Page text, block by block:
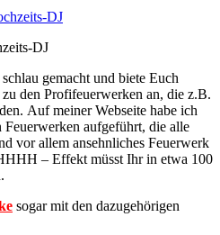
DJ
gemacht und biete Euch
den Profifeuerwerken an, die z.B.
Auf meiner Webseite habe ich
aufgeführt, die alle
vor allem ansehnliches Feuerwerk
– Effekt müsst Ihr in etwa 100
sogar mit den dazugehörigen